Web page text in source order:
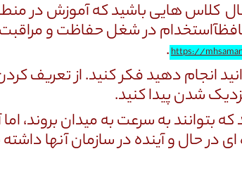
کلاس هایی باشید که آموزش در
در شغل حفاظت و مراقبت
https://
.
انجام دهید فکر کنید. از تعریف
شدن پیدا کنید.
بتوانند به سرعت به میدان بروند،
در حال و آینده در سازمان آنها